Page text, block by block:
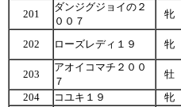
201
ダンジグジョイの２
００７
牝
202 ローズレディ１９ 牝
203
アオイコマチ２００
７
牡
204
コユキ１９ 牝